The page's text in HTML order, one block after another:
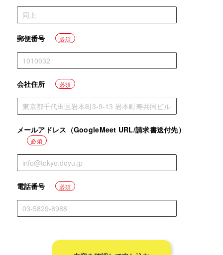
郵便番号 必須
会社住所 必須
メールアドレス（GoogleMeet URL/請求書送付先）
必須
電話番号 必須